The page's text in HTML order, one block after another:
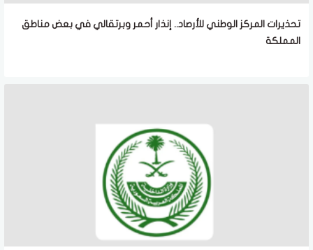
تحذيرات المركز الوطني للأرصاد.. إنذار أحمر وبرتقالي في بعض مناطق
المملكة